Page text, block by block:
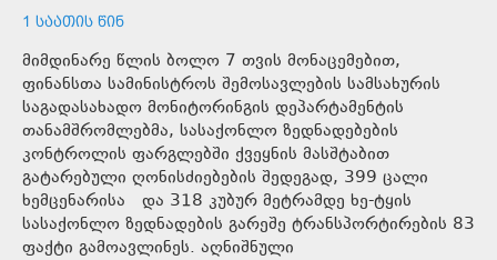
1 ᲡᲐᲐᲗᲘᲡ ᲬᲘᲜ
მიმდინარე წლის ბოლო 7 თვის მონაცემებით,
ფინანსთა სამინისტროს შემოსავლების სამსახურის
საგადასახადო მონიტორინგის დეპარტამენტის
თანამშრომლებმა, სასაქონლო ზედნადებების
კონტროლის ფარგლებში ქვეყნის მასშტაბით
გატარებული ღონისძიებების შედეგად, 399 ცალი
ხემცენარისა და 318 კუბურ მეტრამდე ხე-ტყის
სასაქონლო ზედნადების გარეშე ტრანსპორტირების 83
ფაქტი გამოავლინეს. აღნიშნული